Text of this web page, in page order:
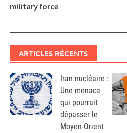
military force
ARTICLES RÉCENTS
Iran nucléaire :
Une menace
qui pourrait
dépasser le
Moyen-Orient